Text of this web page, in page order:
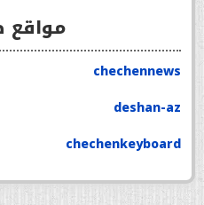
مواقع
chechennews
deshan-az
chechenkeyboard